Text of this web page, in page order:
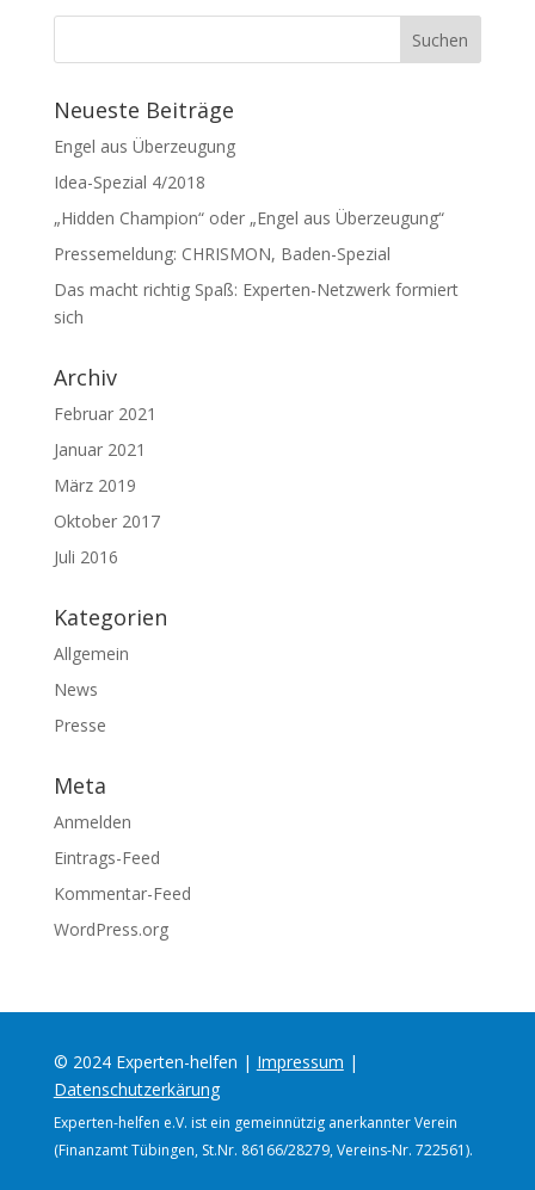
Neueste Beiträge
Engel aus Überzeugung
Idea-Spezial 4/2018
„Hidden Champion“ oder „Engel aus Überzeugung“
Pressemeldung: CHRISMON, Baden-Spezial
Das macht richtig Spaß: Experten-Netzwerk formiert
sich
Archiv
Februar 2021
Januar 2021
März 2019
Oktober 2017
Juli 2016
Kategorien
Allgemein
News
Presse
Meta
Anmelden
Eintrags-Feed
Kommentar-Feed
WordPress.org
© 2024 Experten-helfen | Impressum |
Datenschutzerkärung
Experten-helfen e.V. ist ein gemeinnützig anerkannter Verein
(Finanzamt Tübingen, St.Nr. 86166/28279, Vereins-Nr. 722561).